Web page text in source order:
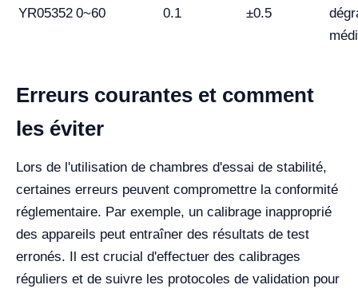
YR05352 0~60 0.1 ±0.5
Erreurs courantes et comment
les éviter
Lors de l'utilisation de chambres d'essai de stabilité,
certaines erreurs peuvent compromettre la conformité
réglementaire. Par exemple, un calibrage inapproprié
des appareils peut entraîner des résultats de test
erronés. Il est crucial d'effectuer des calibrages
réguliers et de suivre les protocoles de validation pour